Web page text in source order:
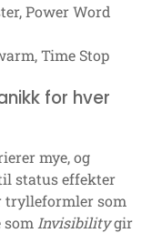
Power Word
Time Stop
for hver
mye, og
status effekter
trylleformler som
Invisibilitygir